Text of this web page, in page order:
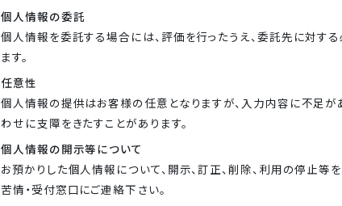
個人情報の委託
個人情報を委託する場合には、評価を行ったうえ、委託先に対す
ます。
任意性
個人情報の提供はお客様の任意となりますが、入力内容に不足が
わせに支障をきたすことがあります。
個人情報の開示等について
お預かりした個人情報について、開示、訂正、削除、利用の停止等
苦情・受付窓口にご連絡下さい。